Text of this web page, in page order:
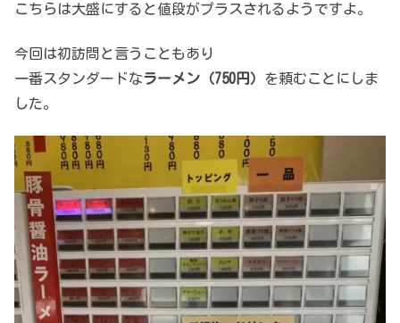
こちらは大盛にすると値段がプラスされるようですよ。
今回は初訪問と言うこともあり
一番スタンダードなラーメン（750円） を頼むことにしま
した。